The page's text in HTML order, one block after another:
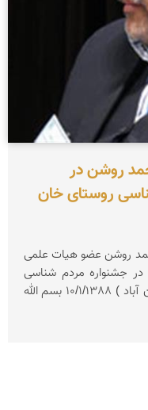
روشن در
روستای خان
متن سخنرانی دكتر محمد روشن عضو هیات علمی
دانشگاه شهید بهشتی در جشنواره مردم شناسی
روستای محمدیه ( خان آباد ) 10/1/1388 بسم الله